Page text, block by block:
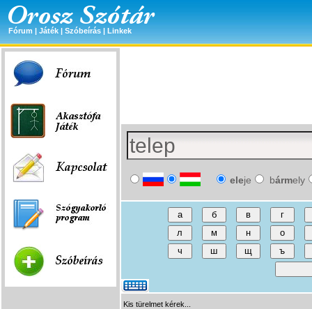
Fórum | Játék | Szóbeírás | Linkek
eleje bármely
Kis türelmet kérek...